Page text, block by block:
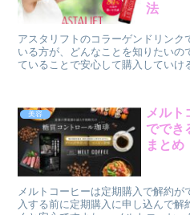
法
アスタリフトのコラーゲンドリンク
いる方が、どんなことを知りたいのでしょうか？
ていることで安心して購入していけるのでし
す。 コラーゲンは、肌のハリや弾力を保つために必要なタンパク質
ですが、年齢とともに減少してしま
美容
メルト
ででき
まとめ
メルトコーヒーは定期購入で解約
入する前に定期購入に申し込んで